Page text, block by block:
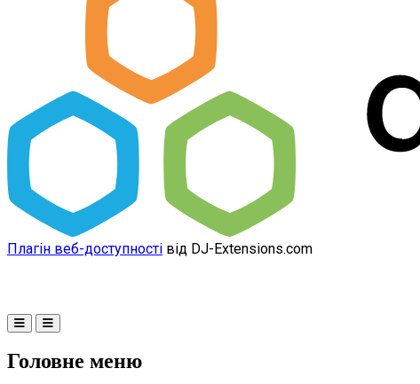
Плагін веб-доступності від DJ-Extensions.com
Головне меню